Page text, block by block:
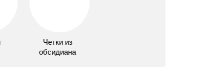
Четки из
обсидиана